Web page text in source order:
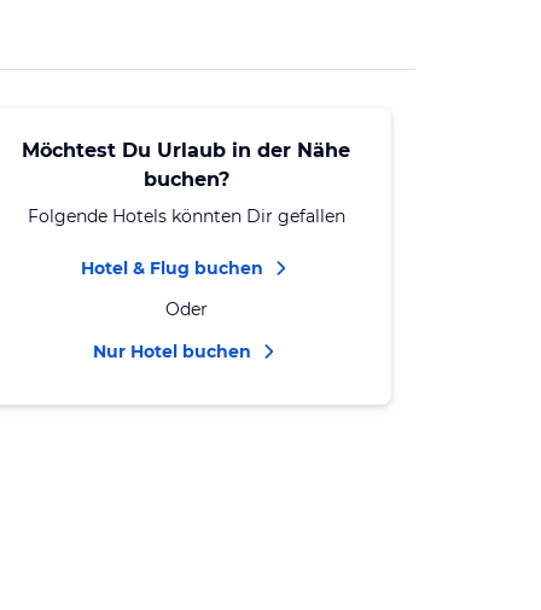
Möchtest Du Urlaub in der Nähe
buchen?
Folgende Hotels könnten Dir gefallen
Hotel & Flug buchen
Oder
Nur Hotel buchen